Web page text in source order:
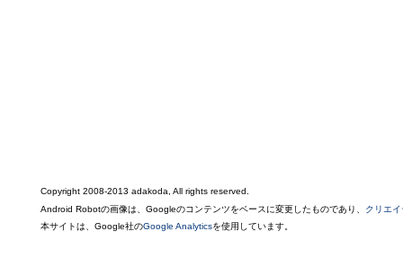
Copyright 2008-2013 adakoda, All rights reserved.
Android Robotの画像は、Googleのコンテンツをベースに変更したものであり、 クリエ
本サイトは、Google社のGoogle Analyticsを使用しています。